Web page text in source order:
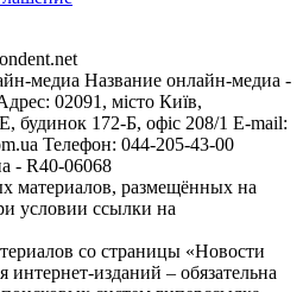
медиа Название онлайн-медиа -
02091, місто Київ,
172-Б, офіс 208/1 E-mail:
Телефон: 044-205-43-00
- R40-06068
материалов, размещённых на
условии ссылки на
со страницы «Новости
изданий – обязательна